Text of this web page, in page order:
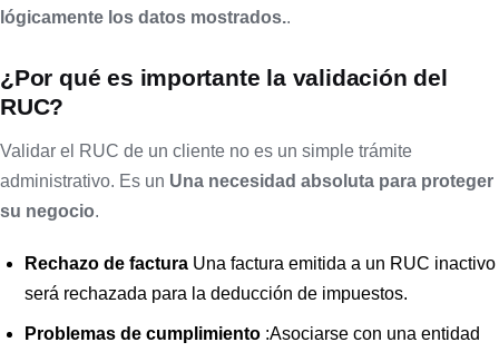
lógicamente los datos mostrados..
¿Por qué es importante la validación del
RUC?
Validar el RUC de un cliente no es un simple trámite
administrativo. Es un Una necesidad absoluta para proteger
su negocio.
Rechazo de facturaUna factura emitida a un RUC inactivo
será rechazada para la deducción de impuestos.
Problemas de cumplimiento:Asociarse con una entidad